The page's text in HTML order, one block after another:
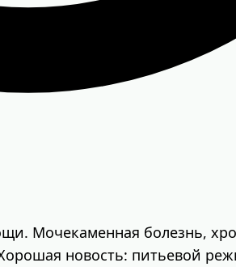
Мочекаменная болезнь,
новость: питьевой